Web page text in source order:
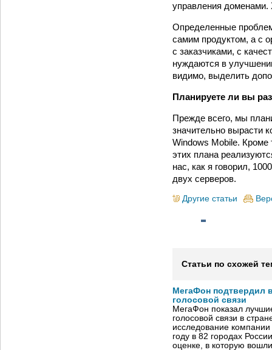
управления доменами.
Определенные
самим продуктом, а с
с заказчиками, с
нуждаются в
видимо, выделить
Планируете ли вы
Прежде всего, мы
значительно вырасти
Windows Mobile. Кроме
этих плана
нас, как я говорил,
двух серверов.
Другие статьи
Статьи по схожей
МегаФон подтвердил
голосовой связи
МегаФон показал
голосовой связи в
исследование
году в 82 городах
оценке, в которую